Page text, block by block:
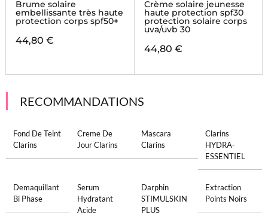
Brume solaire
embellissante très haute
protection corps spf50+
44,80 €
Crème solaire jeunesse
haute protection spf30
protection solaire corps
uva/uvb 30
44,80 €
RECOMMANDATIONS
Fond De Teint
Clarins
Creme De
Jour Clarins
Mascara
Clarins
Clarins
HYDRA-
ESSENTIEL
Demaquillant
Bi Phase
Serum
Hydratant
Acide
Darphin
STIMULSKIN
PLUS
Extraction
Points Noirs